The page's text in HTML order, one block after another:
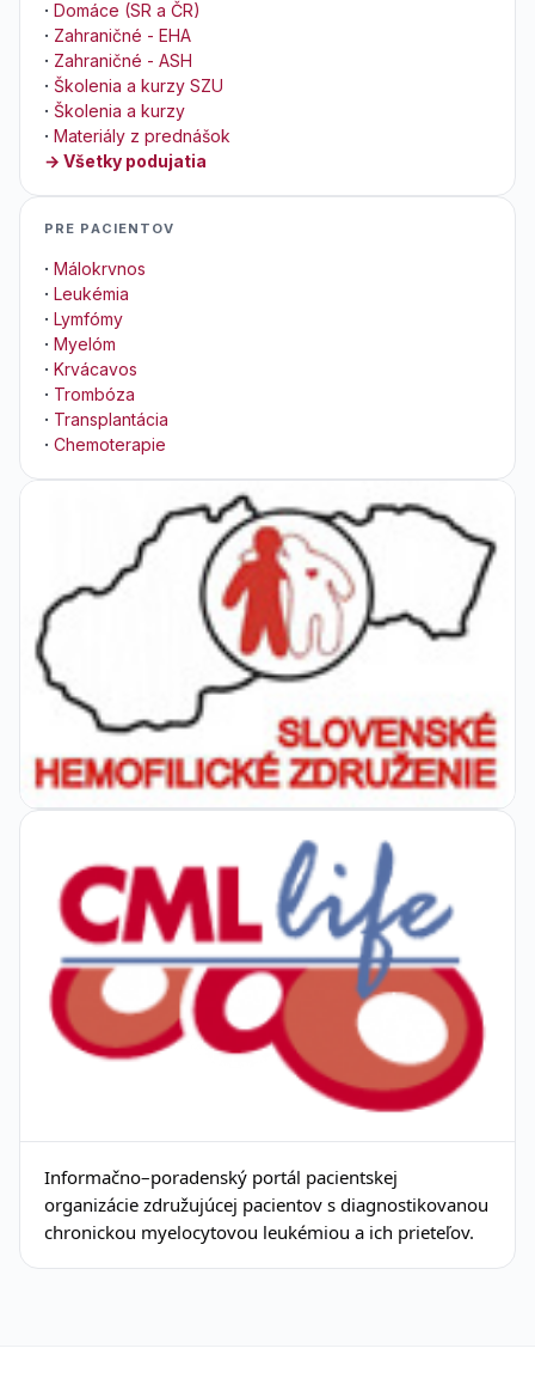
· Domáce (SR a ČR)
· Zahraničné - EHA
· Zahraničné - ASH
· Školenia a kurzy SZU
· Školenia a kurzy
· Materiály z prednášok
→ Všetky podujatia
PRE PACIENTOV
· Málokrvnos
· Leukémia
· Lymfómy
· Myelóm
· Krvácavos
· Trombóza
· Transplantácia
· Chemoterapie
Informačno–poradenský portál pacientskej
organizácie združujúcej pacientov s diagnostikovanou
chronickou myelocytovou leukémiou a ich prieteľov.